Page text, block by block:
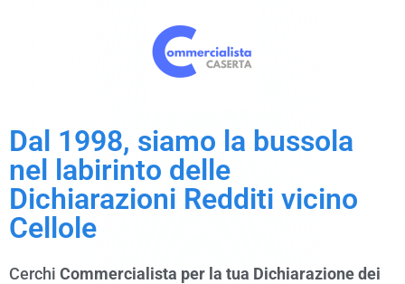
Dal 1998, siamo la bussola
nel labirinto delle
Dichiarazioni Redditi vicino
Cellole
Cerchi Commercialista per la tua Dichiarazione dei